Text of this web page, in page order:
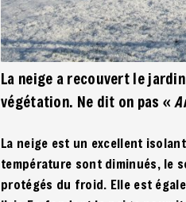
La neige a recouvert le
végétation. Ne dit on pas «
La neige est un excellent
température sont diminués, le
protégés du froid. Elle est